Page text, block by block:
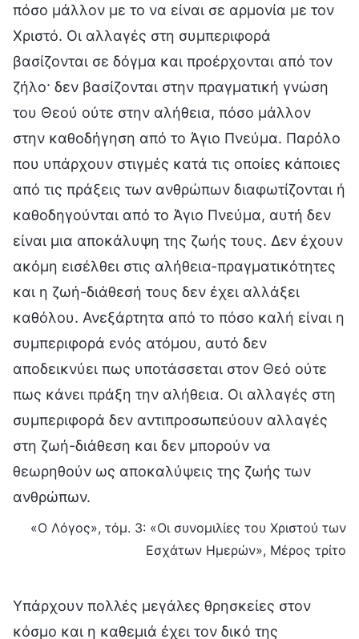
πόσο μάλλον με το να είναι σε αρμονία με τον
Χριστό. Οι αλλαγές στη συμπεριφορά
βασίζονται σε δόγμα και προέρχονται από τον
ζήλο· δεν βασίζονται στην πραγματική γνώση
του Θεού ούτε στην αλήθεια, πόσο μάλλον
στην καθοδήγηση από το Άγιο Πνεύμα. Παρόλο
που υπάρχουν στιγμές κατά τις οποίες κάποιες
από τις πράξεις των ανθρώπων διαφωτίζονται ή
καθοδηγούνται από το Άγιο Πνεύμα, αυτή δεν
είναι μια αποκάλυψη της ζωής τους. Δεν έχουν
ακόμη εισέλθει στις αλήθεια-πραγματικότητες
και η ζωή-διάθεσή τους δεν έχει αλλάξει
καθόλου. Ανεξάρτητα από το πόσο καλή είναι η
συμπεριφορά ενός ατόμου, αυτό δεν
αποδεικνύει πως υποτάσσεται στον Θεό ούτε
πως κάνει πράξη την αλήθεια. Οι αλλαγές στη
συμπεριφορά δεν αντιπροσωπεύουν αλλαγές
στη ζωή-διάθεση και δεν μπορούν να
θεωρηθούν ως αποκαλύψεις της ζωής των
ανθρώπων.
«Ο Λόγος», τόμ. 3: «Οι συνομιλίες του Χριστού των
Εσχάτων Ημερών», Μέρος τρίτο
Υπάρχουν πολλές μεγάλες θρησκείες στον
κόσμο και η καθεμιά έχει τον δικό της